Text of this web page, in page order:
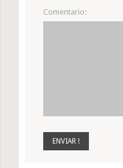
Comentario: